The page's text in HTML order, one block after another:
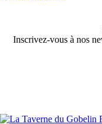
Inscrivez-vous à nos